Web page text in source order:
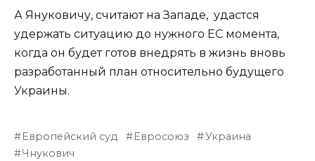
А Януковичу, считают на Западе, удастся
удержать ситуацию до нужного ЕС момента,
когда он будет готов внедрять в жизнь вновь
разработанный план относительно будущего
Украины.
Европейский суд Евросоюз
Украина
Чнукович